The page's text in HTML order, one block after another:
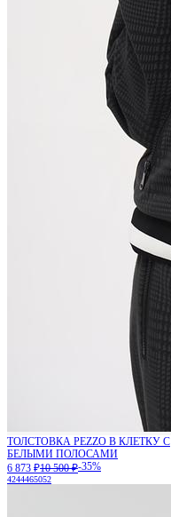
ТОЛСТОВКА PEZZO В КЛЕТКУ С
БЕЛЫМИ ПОЛОСАМИ
6 873 ₽10 500 ₽-35%
4244465052